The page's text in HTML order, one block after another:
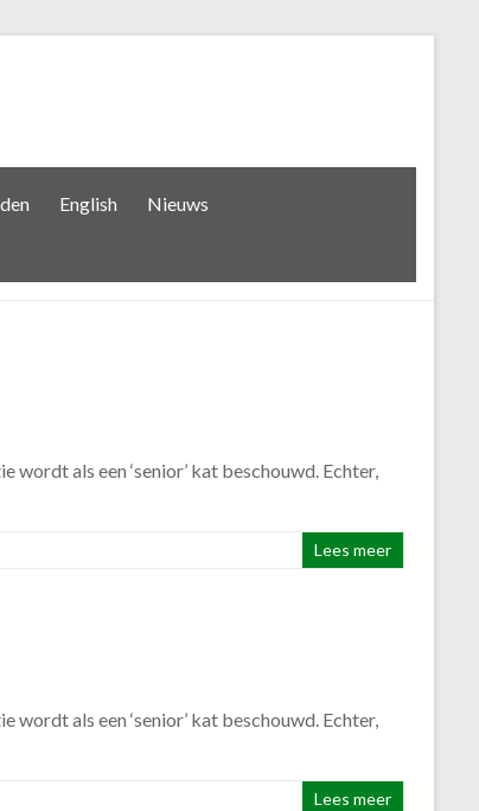
English Nieuws
als een ‘senior’ kat beschouwd. Echter,
Lees meer
als een ‘senior’ kat beschouwd. Echter,
Lees meer